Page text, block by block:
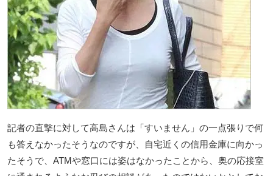
記者の直撃に対して高島さんは「すいません」の一点張りで何
も答えなかったそうなのですが、自宅近くの信用金庫に向かっ
たそうで、ATMや窓口には姿はなかったことから、奥の応接室